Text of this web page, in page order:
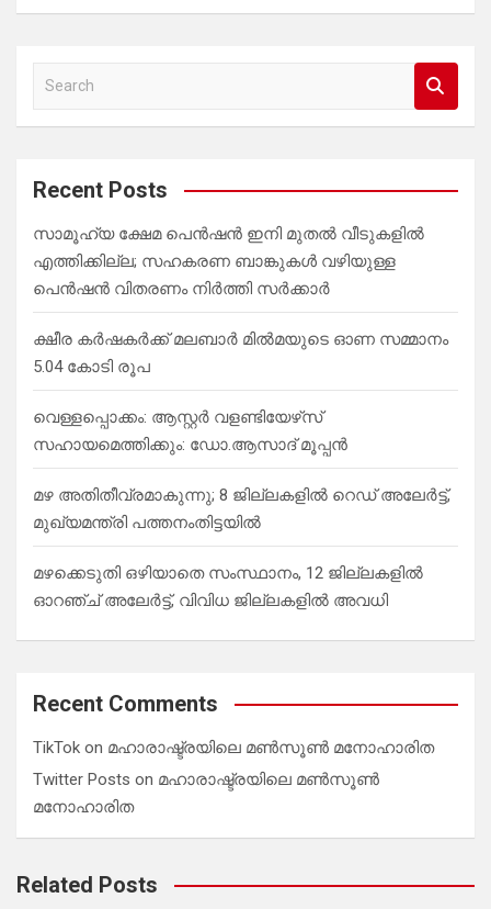
a
c
Recent Posts
സാമൂഹ്യ ക്ഷേമ പെൻഷൻ ഇനി മുതൽ വീടുകളിൽ
എത്തിക്കില്ല; സഹകരണ ബാങ്കുകൾ വഴിയുള്ള
പെൻഷൻ വിതരണം നിർത്തി സർക്കാർ
ക്ഷീര കര്‍ഷകര്‍ക്ക് മലബാര്‍ മില്‍മയുടെ ഓണ സമ്മാനം
5.04 കോടി രൂപ
വെള്ളപ്പൊക്കം: ആസ്റ്റര്‍ വളണ്ടിയേഴ്‌സ്
സഹായമെത്തിക്കും: ഡോ.ആസാദ് മൂപ്പന്‍
മഴ അതിതീവ്രമാകുന്നു; 8 ജില്ലകളില്‍ റെഡ് അലേർട്ട്,
മുഖ്യമന്ത്രി പത്തനംതിട്ടയില്‍
മഴക്കെടുതി ഒഴിയാതെ സംസ്ഥാനം, 12 ജില്ലകളില്‍
ഓറഞ്ച് അലേര്‍ട്ട്, വിവിധ ജില്ലകളില്‍ അവധി
Recent Comments
TikTok on മഹാരാഷ്ട്രയിലെ മൺസൂൺ മനോഹാരിത
Twitter Posts on മഹാരാഷ്ട്രയിലെ മൺസൂൺ
മനോഹാരിത
Related Posts